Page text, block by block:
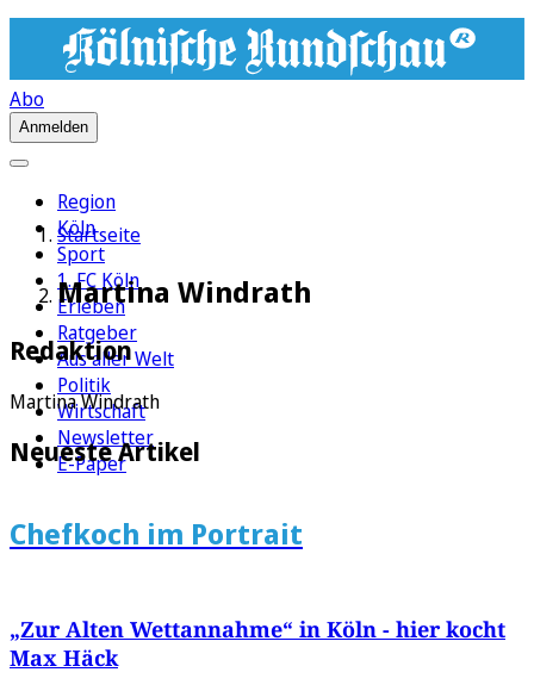
Abo
Anmelden
Region
Köln
Sport
1. FC Köln
Erleben
Ratgeber
Aus aller Welt
Politik
Wirtschaft
Newsletter
E-Paper
Startseite
Martina Windrath
Redaktion
Martina Windrath
Neueste Artikel
Chefkoch im Portrait
„Zur Alten Wettannahme“ in Köln - hier kocht
Max Häck